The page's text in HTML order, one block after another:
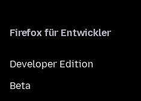
Firefox für Entwickler
Developer Edition
Beta